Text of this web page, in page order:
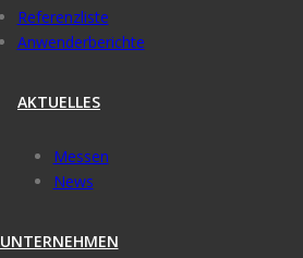
Referenzliste
Anwenderberichte
AKTUELLES
Messen
News
UNTERNEHMEN